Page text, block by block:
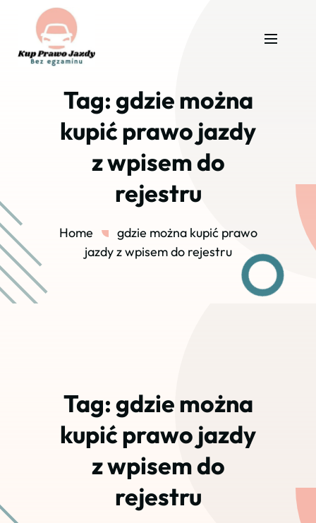
Tag:gdzie można
kupić prawo jazdy
z wpisem do
rejestru
Home
gdzie można kupić prawo
jazdy z wpisem do rejestru
Tag:gdzie można
kupić prawo jazdy
z wpisem do
rejestru